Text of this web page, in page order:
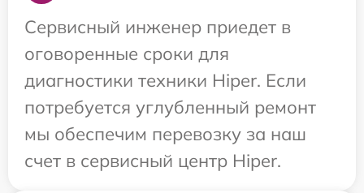
Сервисный инженер приедет в
оговоренные сроки для
диагностики техники Hiper. Если
потребуется углубленный ремонт
мы обеспечим перевозку за наш
счет в сервисный центр Hiper.